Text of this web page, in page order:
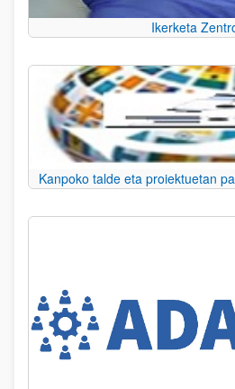
Ikerketa
Kanpoko talde eta proiektuetan